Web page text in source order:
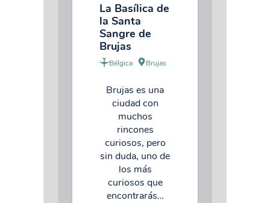
La Basílica de
la Santa
Sangre de
Brujas
Bélgica Brujas
Brujas es una
ciudad con
muchos
rincones
curiosos, pero
sin duda, uno de
los más
curiosos que
encontrarás…